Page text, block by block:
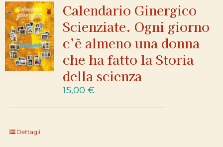
Calendario Ginergico
Scienziate. Ogni giorno
c’è almeno una donna
che ha fatto la Storia
della scienza
15,00 €
Dettagli